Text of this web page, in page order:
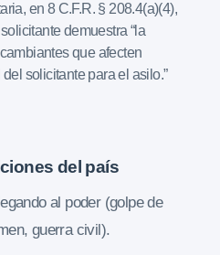
en 8 C.F.R. § 208.4(a)(4),
demuestra “la
que afecten
solicitante para el asilo.”
del país
al poder (golpe de
guerra civil).